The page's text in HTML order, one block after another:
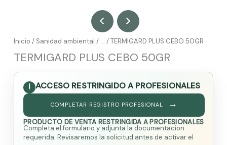
Inicio / Sanidad ambiental / … / TERMIGARD PLUS CEBO 50GR
TERMIGARD PLUS CEBO 50GR
ACCESO RESTRINGIDO A PROFESIONALES
COMPLETAR REGISTRO PROFESIONAL
PRODUCTO DE VENTA RESTRINGIDA A PROFESIONALES
Completa el formulario y adjunta la documentacion
requerida. Revisaremos la solicitud antes de activar el